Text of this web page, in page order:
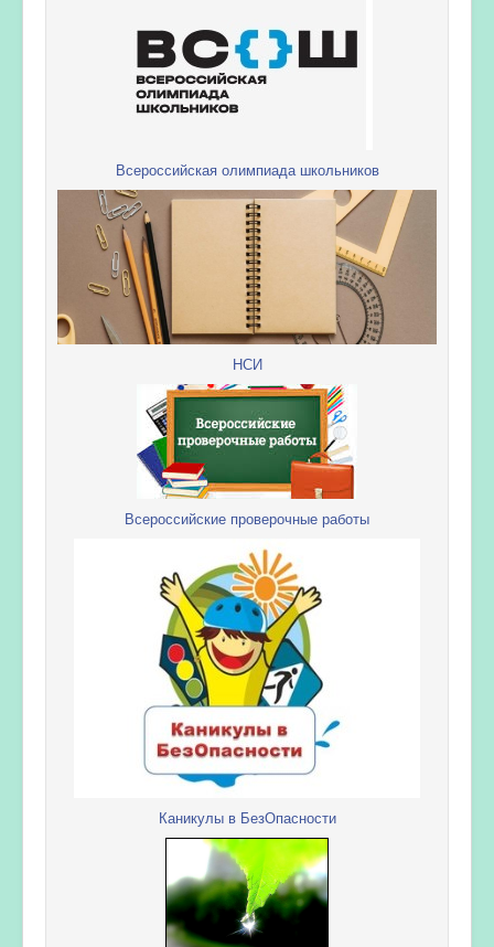
Всероссийская олимпиада школьников
НСИ
Всероссийские проверочные работы
Каникулы в БезОпасности